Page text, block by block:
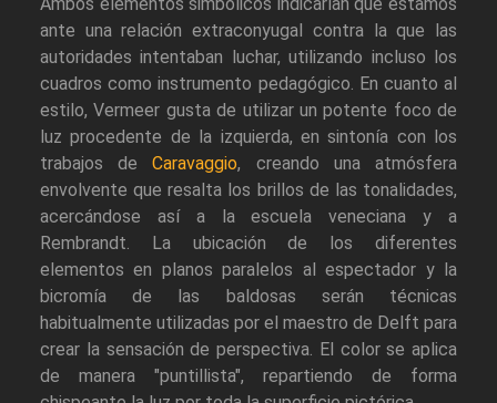
ante una relación extraconyugal contra la que las
autoridades intentaban luchar, utilizando incluso los
cuadros como instrumento pedagógico. En cuanto al
estilo, Vermeer gusta de utilizar un potente foco de
luz procedente de la izquierda, en sintonía con los
trabajos deCaravaggio, creando una atmósfera
envolvente que resalta los brillos de las tonalidades,
acercándose así a la escuela veneciana y a
Rembrandt. La ubicación de los diferentes
elementos en planos paralelos al espectador y la
bicromía de las baldosas serán técnicas
habitualmente utilizadas por el maestro de Delft para
crear la sensación de perspectiva. El color se aplica
de manera "puntillista", repartiendo de forma